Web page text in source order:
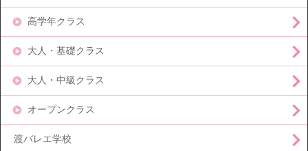
高学年クラス
大人・基礎クラス
大人・中級クラス
オープンクラス
渡バレエ学校